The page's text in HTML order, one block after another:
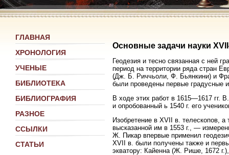
ГЛАВНАЯ
ХРОНОЛОГИЯ
УЧЕНЫЕ
БИБЛИОТЕКА
БИБЛИОГРАФИЯ
РАЗНОЕ
ССЫЛКИ
СТАТЬИ
Основные задачи науки
Геодезия и тесно связанная с ней
период на территории ряда стран
(Дж. Б. Риччьоли, Ф. Бьянкини) и
были проведены первые градусные
В ходе этих работ в 1615—1617 гг.
и опробованный ь 1540 г. его
Изобретение в XVII в. телескопов,
высказанной им в 1553 г., —
Ж. Пикар впервые применил
XVII в. были получены также и
экватору: Кайенна (Ж. Рише, 1672